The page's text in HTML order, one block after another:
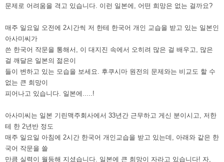
문제로 어려움을 격고 있습니다. 이런 일본에, 어떤 희망은 없는 걸까요?
매주 일요일 오전에 2시간씩 저 한테 한국어 개인 교습을 받고 있는 일본인
아사미씨가
쓴 한국어 작문을 통해서, 이 대지진 속에서 오히려 많은 걸 배우고, 많은
걸 깨달은 일본의 젊은이
들이 변하고 있는 모습을 보세요. 후쿠시마 원전의 문제와는 비교도 할 수
없는 큰 희망이
피어나고 있습니다. 일본에.....!
아사미씨는 일본 기린맥주회사에서 33년간 근무하고 게신 분이시고, 저한
테 한 2년반 정도
매주 일요일 아침에 2시간 한국어 개인교습을 받고 있는데, 아래와 같은 한
국어 작문을 쓸
만큼 실력이 월등해 지셨습니다. 일본에 큰 희망이 자라고 있습니다! 자,